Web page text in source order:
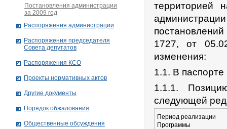
территорией
1727, от
изменения:
1.1. В
1.1.1.
следующей
Период реализации
Программы
Постановления администрации
за 2009 год
Распоряжения администрации
Распоряжения председателя
Совета депутатов
Распоряжения КСО
Проекты нормативных актов
Другие документы
Порядок обжалования
Общественные обсуждения